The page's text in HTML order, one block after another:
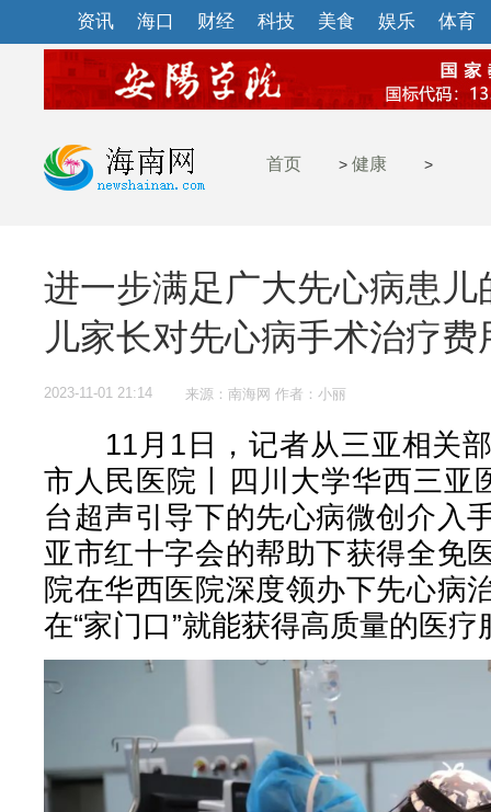
资讯 海口 财经 科技 美食 娱乐 体育
首页 > 健康 >
进一步满足广大先心病患
儿家长对先心病手术治疗
2023-11-01 21:14 来源：南海网 作者：小丽
11月1日，记者从三亚相关部
市人民医院丨四川大学华西三亚
台超声引导下的先心病微创介入
亚市红十字会的帮助下获得全免
院在华西医院深度领办下先心病
在“家门口”就能获得高质量的医疗